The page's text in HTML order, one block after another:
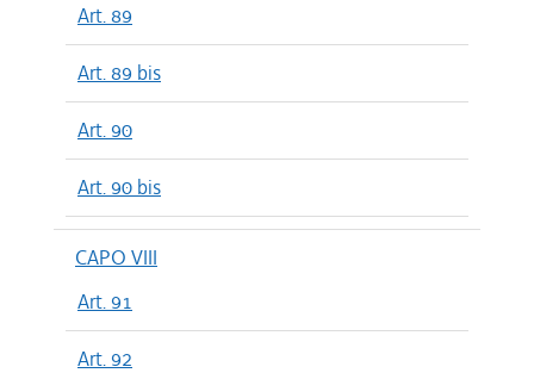
Art. 89
Art. 89 bis
Art. 90
Art. 90 bis
CAPO VIII
Art. 91
Art. 92